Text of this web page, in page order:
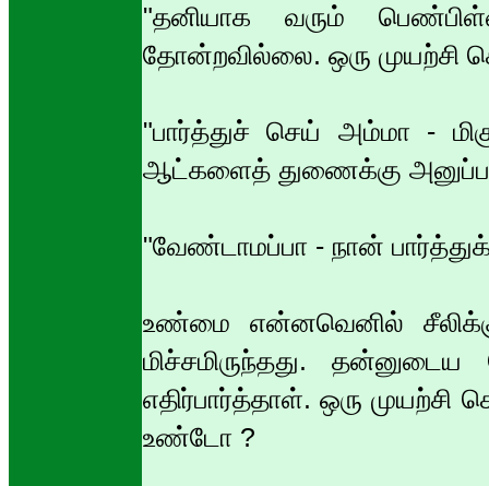
"தனியாக வரும்
தோன்றவில்லை. ஒரு முயற்சி
"பார்த்துச் செய் அம்மா -
ஆட்களைத் துணைக்கு
"வேண்டாமப்பா - நான்
உண்மை என்னவெனில்
மிச்சமிருந்தது.
எதிர்பார்த்தாள். ஒரு
உண்டோ ?